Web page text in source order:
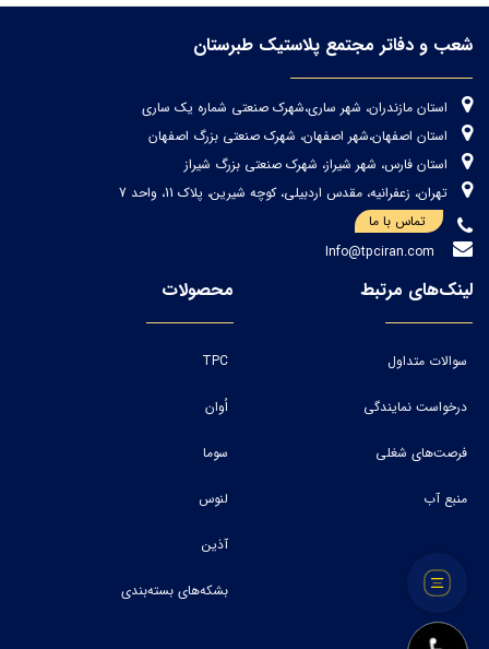
شعب و دفاتر مجتمع پلاستیک طبرستان
استان مازندران، شهر ساری،شهرک صنعتی شماره یک ساری
استان اصفهان،شهر اصفهان، شهرک صنعتی بزرگ اصفهان
استان فارس، شهر شیراز، شهرک صنعتی بزرگ شیراز
تهران، زعفرانیه، مقدس اردبیلی، کوچه شیرین، پلاک 11، واحد 7
تماس با ما
لینک‌های مرتبط
سوالات متداول
درخواست نمایندگی
فرصت‌های شغلی
منبع آب
محصولات
TPC
اُوان
سوما
لنوس
آذین
بشکه‌های بسته‌بندی